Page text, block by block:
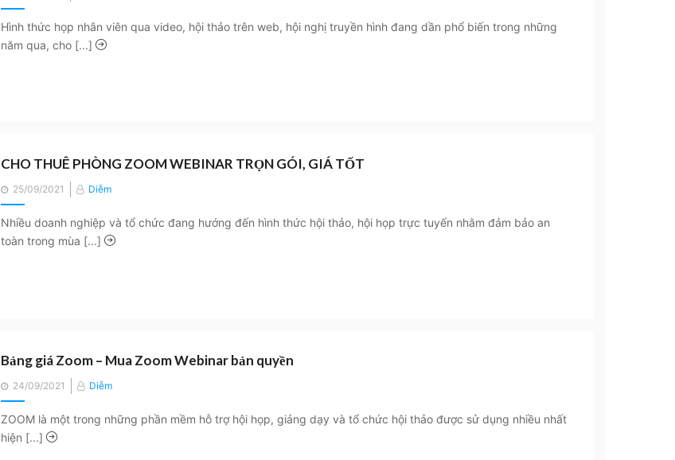
on
Hình thức họp nhân viên qua video, hội thảo trên web, hội nghị truyền hình đang dần phổ biến trong những
năm qua, cho [...]
CHO THUÊ PHÒNG ZOOM WEBINAR TRỌN GÓI, GIÁ TỐT
Posted
on
25/09/2021 Diễm
Nhiều doanh nghiệp và tổ chức đang hướng đến hình thức hội thảo, hội họp trực tuyến nhằm đảm bảo an
toàn trong mùa [...]
Bảng giá Zoom – Mua Zoom Webinar bản quyền
Posted
on
24/09/2021 Diễm
ZOOM là một trong những phần mềm hỗ trợ hội họp, giảng dạy và tổ chức hội thảo được sử dụng nhiều nhất
hiện [...]